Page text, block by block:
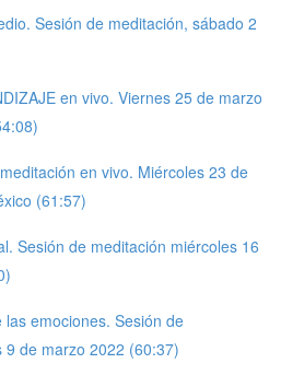
Sesión de meditación, sábado 2
en vivo. Viernes 25 de marzo
en vivo. Miércoles 23 de
(61:57)
Sesión de meditación miércoles 16
emociones. Sesión de
9 de marzo 2022 (60:37)